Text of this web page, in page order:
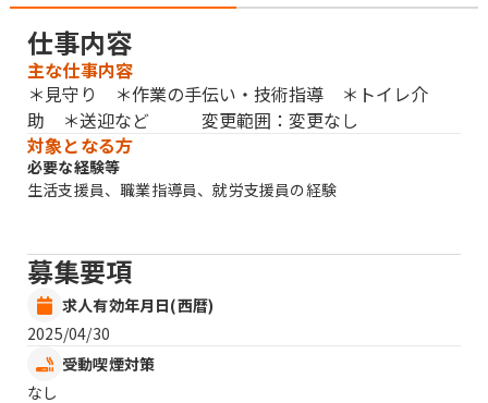
仕事内容
主な仕事内容
＊見守り ＊作業の手伝い・技術指導 ＊トイレ介
助 ＊送迎など 変更範囲：変更なし
対象となる方
必要な経験等
生活支援員、職業指導員、就労支援員の経験
募集要項
求人有効年月日(西暦)
2025/04/30
受動喫煙対策
なし